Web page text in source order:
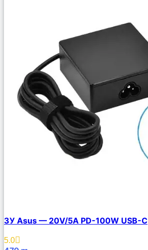
Описание
Избранное
ЗУ Asus — 20V/5A PD-100W USB-C
5.0